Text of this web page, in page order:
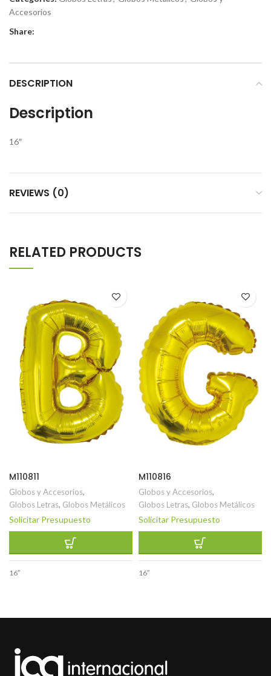
Accesorios
Share:
DESCRIPTION
Description
16″
REVIEWS (0)
RELATED PRODUCTS
M110811
Globos y Accesorios,
Globos Letras, Globos Metálicos
Solicitar Presupuesto
16″
M110816
Globos y Accesorios,
Globos Letras, Globos Metálicos
Solicitar Presupuesto
16″